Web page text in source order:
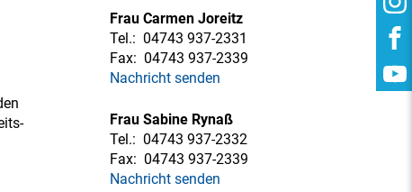
Frau Carmen Joreitz
Tel.: 04743 937-2331
Fax: 04743 937-2339
Nachricht senden
Frau Sabine Rynaß
Tel.: 04743 937-2332
Fax: 04743 937-2339
Nachricht senden